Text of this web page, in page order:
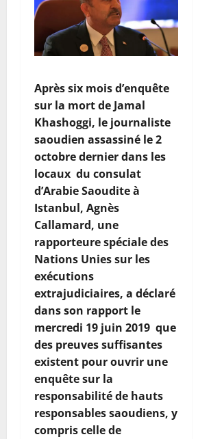
Après six mois d’enquête
sur la mort de Jamal
Khashoggi, le journaliste
saoudien assassiné le 2
octobre dernier dans les
locaux du consulat
d’Arabie Saoudite à
Istanbul, Agnès
Callamard, une
rapporteure spéciale des
Nations Unies sur les
exécutions
extrajudiciaires, a déclaré
dans son rapport le
mercredi 19 juin 2019 que
des preuves suffisantes
existent pour ouvrir une
enquête sur la
responsabilité de hauts
responsables saoudiens, y
compris celle de